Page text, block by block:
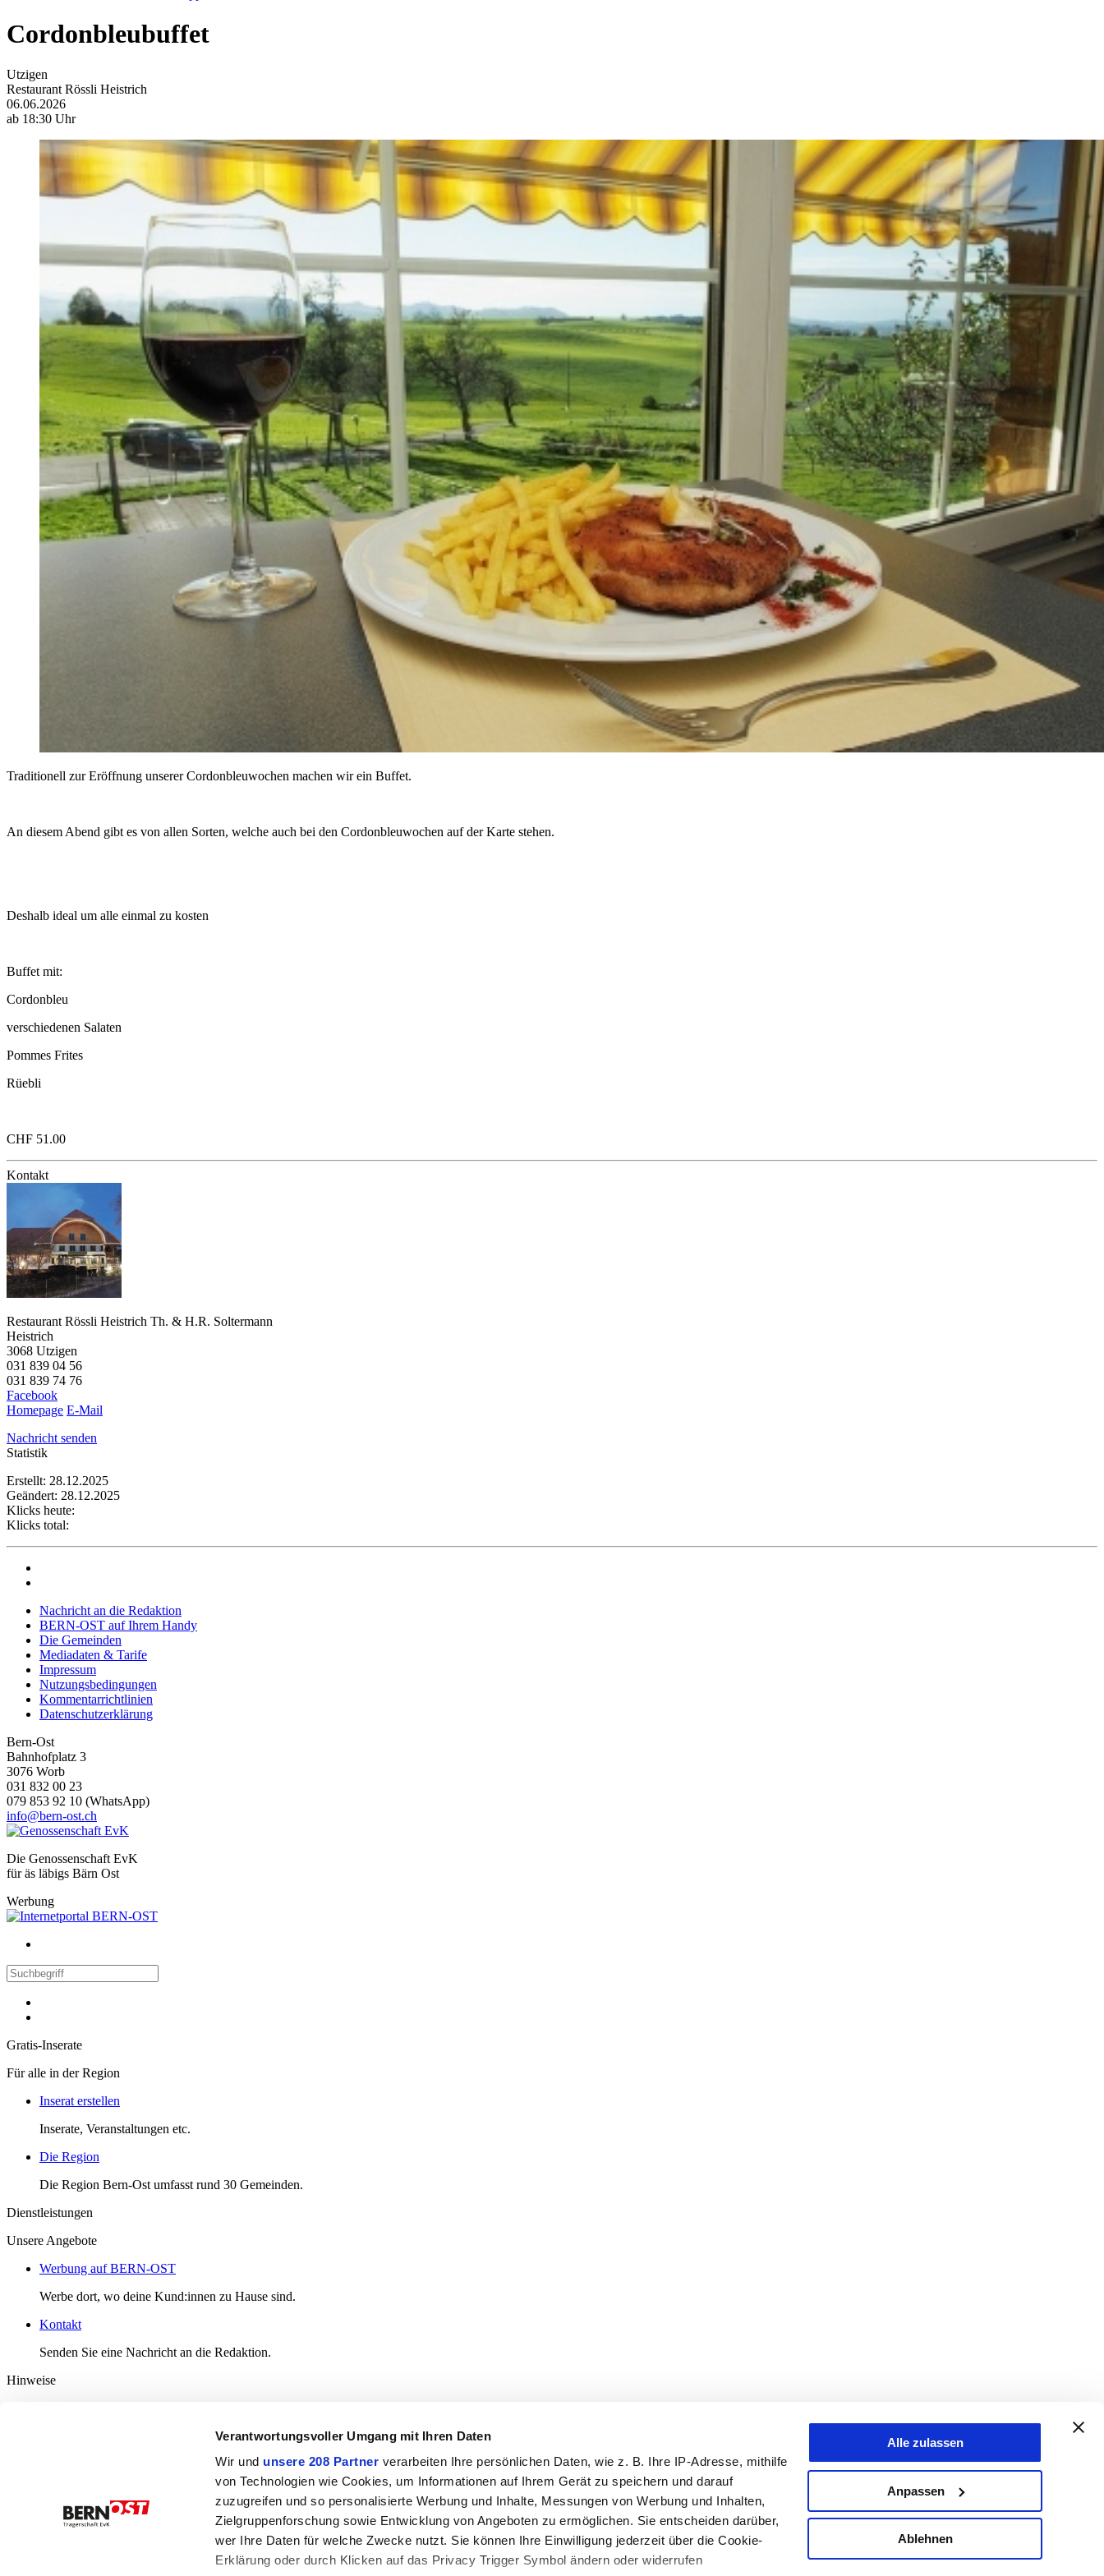
Verantwortungsvoller Umgang mit Ihren Daten
Wir und unsere 208 Partner verarbeiten Ihre persönlichen Daten, wie z. B. Ihre IP-Adresse, mithilfe
von Technologien wie Cookies, um Informationen auf Ihrem Gerät zu speichern und darauf
zuzugreifen und so personalisierte Werbung und Inhalte, Messungen von Werbung und Inhalten,
Zielgruppenforschung sowie Entwicklung von Angeboten zu ermöglichen. Sie entscheiden darüber,
wer Ihre Daten für welche Zwecke nutzt. Sie können Ihre Einwilligung jederzeit über die Cookie-
Erklärung oder durch Klicken auf das Privacy Trigger Symbol ändern oder widerrufen
Alle zulassen
Anpassen
Ablehnen
Cordonbleubuffet
Utzigen
Restaurant Rössli Heistrich
06.06.2026
ab 18:30 Uhr
Traditionell zur Eröffnung unserer Cordonbleuwochen machen wir ein Buffet.
An diesem Abend gibt es von allen Sorten, welche auch bei den Cordonbleuwochen auf der Karte stehen.
Deshalb ideal um alle einmal zu kosten
Buffet mit:
Cordonbleu
verschiedenen Salaten
Pommes Frites
Rüebli
CHF 51.00
Kontakt
Restaurant Rössli Heistrich Th. & H.R. Soltermann
Heistrich
3068 Utzigen
031 839 04 56
031 839 74 76
Facebook
Homepage E-Mail
Nachricht senden
Statistik
Erstellt: 28.12.2025
Geändert: 28.12.2025
Klicks heute:
Klicks total:
Nachricht an die Redaktion
BERN-OST auf Ihrem Handy
Die Gemeinden
Mediadaten & Tarife
Impressum
Nutzungsbedingungen
Kommentarrichtlinien
Datenschutzerklärung
Bern-Ost
Bahnhofplatz 3
3076 Worb
031 832 00 23
079 853 92 10 (WhatsApp)
info@bern-ost.ch
Die Genossenschaft EvK
für äs läbigs Bärn Ost
Werbung
Gratis-Inserate
Für alle in der Region
Inserat erstellen
Inserate, Veranstaltungen etc.
Die Region
Die Region Bern-Ost umfasst rund 30 Gemeinden.
Dienstleistungen
Unsere Angebote
Werbung auf BERN-OST
Werbe dort, wo deine Kund:innen zu Hause sind.
Kontakt
Senden Sie eine Nachricht an die Redaktion.
Hinweise